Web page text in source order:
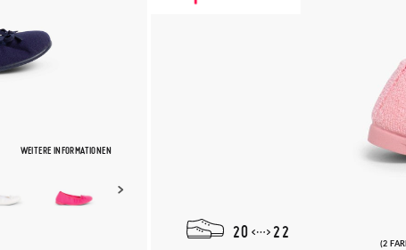
WEITERE INFORMATIONEN
(2
20
22